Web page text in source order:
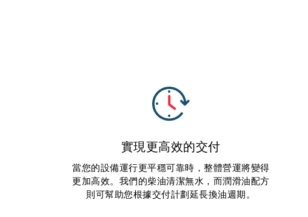
實現更高效的交付
當您的設備運行更平穩可靠時，整體營運將變得
更加高效。我們的柴油清潔無水，而潤滑油配方
則可幫助您根據交付計劃延長換油週期。